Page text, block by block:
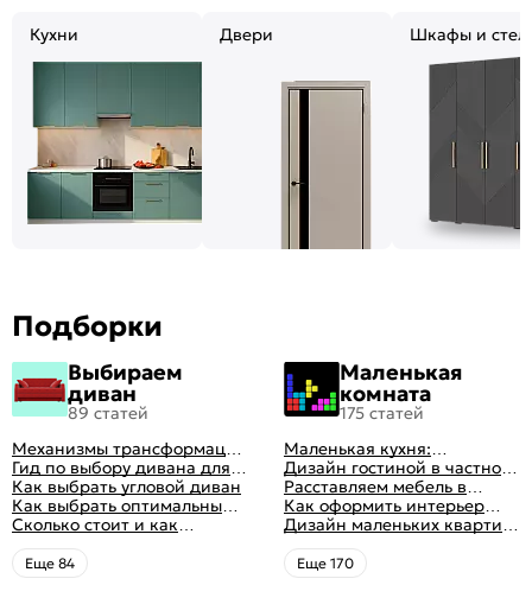
Кухни Двери Шкафы и
Подборки
Выбираем
диван
89 статей
Механизмы трансформации
диванов: все виды,
особенности, плюсы и
минусы
Гид по выбору дивана для
сна
Как выбрать угловой диван
Как выбрать оптимальный
цвет стен в гостиной: 50
фото и идей оформления
Сколько стоит и как
перетянуть диван
Eще 84
Маленькая
комната
175 статей
Маленькая кухня:
планировка, стили, цвет и
рисунок, реальные фото
Дизайн гостиной в частном
доме: 50 вариантов с фото
Расставляем мебель в
гостиной: главные правила
рациональной планировки
Как оформить интерьер
однокомнатной квартиры:
47 классных идей с фото
Дизайн маленьких квартир:
10 идей для дизайна
интерьера с фото
Eще 170